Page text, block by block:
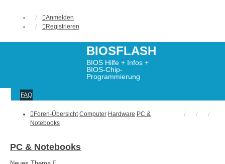
Anmelden
Registrieren
BIOSFLASH
BIOS Hilfe + Infos +
BIOS-Chip-
Programmierung
FAQ
Foren-Übersicht Computer Hardware PC &
Notebooks
PC & Notebooks